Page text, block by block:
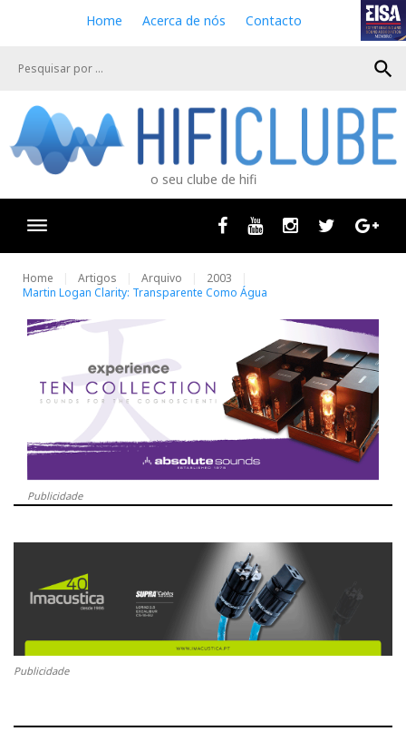
e
Home Acerca de nós Contacto
search
o seu clube de hifi
Facebook
Youtube InstagramTwitter
Home Artigos Arquivo
2003
Martin Logan Clarity: Transparente Como Água
Publicidade
Publicidade